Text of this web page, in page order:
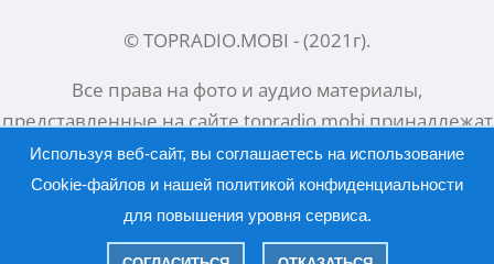
© TOPRADIO.MOBI - (2021 г).
Все права на фото и аудио материалы,
представленные на сайтеtopradio.mobiпринадлежат
их законным владельцам.
Русский | English
Используя веб-сайт, вы соглашаетесь на использование
Cookie-файлов и нашей политикой конфиденциальности
для повышения уровня сервиса.